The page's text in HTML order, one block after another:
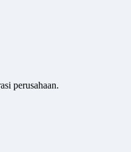
perusahaan.